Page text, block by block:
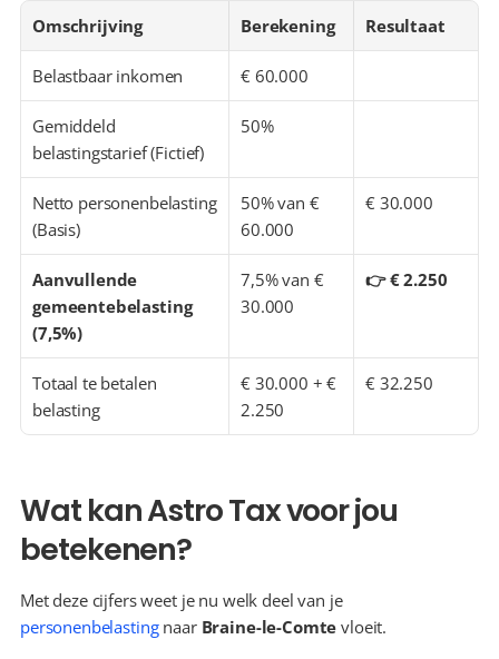
Omschrijving Berekening Resultaat
Belastbaar inkomen € 60.000
Gemiddeld
belastingstarief (Fictief)
50%
Netto personenbelasting
(Basis)
50% van €
60.000
€ 30.000
Aanvullende
gemeentebelasting
(7,5%)
7,5% van €
30.000
👉 € 2.250
Totaal te betalen
belasting
€ 30.000 + €
2.250
€ 32.250
Wat kan Astro Tax voor jou
betekenen?
Met deze cijfers weet je nu welk deel van je
personenbelasting naar Braine-le-Comte vloeit.